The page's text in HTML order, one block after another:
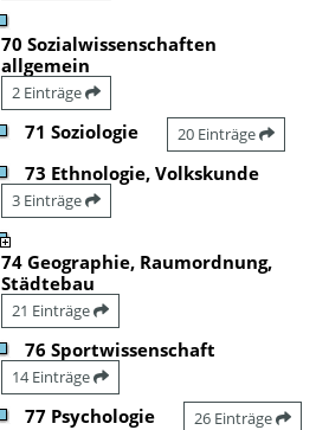
70 Sozialwissenschaften
allgemein
2 Einträge
71 Soziologie 20 Einträge
73 Ethnologie, Volkskunde
3 Einträge
74 Geographie, Raumordnung,
Städtebau
21 Einträge
76 Sportwissenschaft
14 Einträge
77 Psychologie 26 Einträge